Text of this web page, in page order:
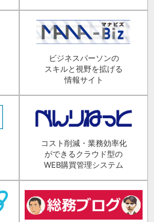
ビジネスパーソンの
スキルと視野を拡げる
情報サイト
コスト削減・業務効率化
ができるクラウド型の
WEB購買管理システム